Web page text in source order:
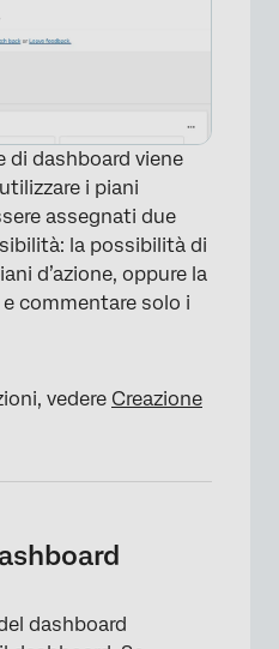
di dashboard viene
i piani
assegnati due
la possibilità di
d’azione, oppure la
commentare solo i
vedere Creazione
dashboard